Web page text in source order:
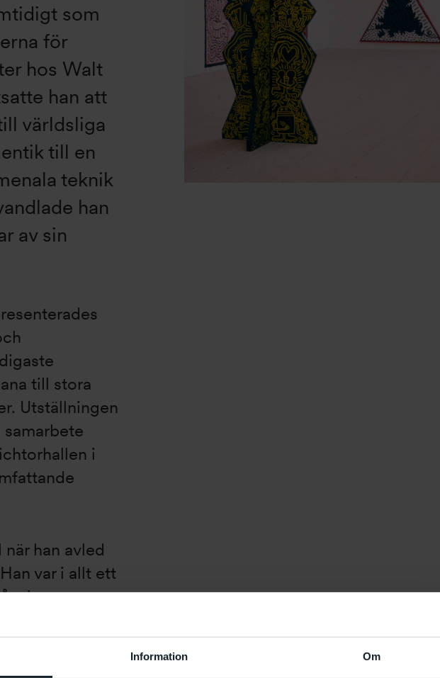
Information Om
som
för
hos Walt
han att
världsliga
till en
teknik
han
av sin
till stora
Utställningen
i
han avled
var i allt ett
som
liv och
reste lika